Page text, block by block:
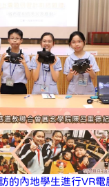
的內地學生進行VR電